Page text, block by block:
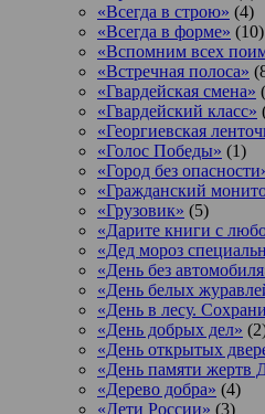
«Всегда в строю» (4)
«Всегда в форме» (10)
«Вспомним всех
«Встречная полоса»
«Гвардейская смена»
«Гвардейский класс»
«Георгиевская
«Голос Победы» (1)
«Город без
«Гражданский
«Грузовик» (5)
«Дарите книги с
«Дед мороз
«День без
«День белых
«День в лесу.
«День добрых дел»
«День открытых
«День памяти жертв
«Дерево добра» (4)
«Дети России» (3)